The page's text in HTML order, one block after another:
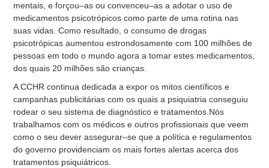
mentais, e forçou–as ou convenceu–as a adotar o uso de
medicamentos psicotrópicos como parte de uma rotina nas
suas vidas. Como resultado, o consumo de drogas
psicotrópicas aumentou estrondosamente com 100 milhões de
pessoas em todo o mundo agora a tomar estes medicamentos,
dos quais 20 milhões são crianças.
A CCHR continua dedicada a expor os mitos científicos e
campanhas publicitárias com os quais a psiquiatria conseguiu
rodear o seu sistema de diagnóstico e tratamentos.Nós
trabalhamos com os médicos e outros profissionais que veem
como o seu dever assegurar–se que a política e regulamentos
do governo providenciam os mais fortes alertas acerca dos
tratamentos psiquiátricos.